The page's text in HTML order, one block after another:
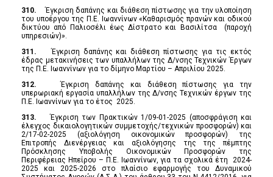
310.Έγκριση δαπάνης και διάθεση πίστωσης για την υλοποίηση
του υποέργου της Π.Ε. Ιωαννίνων «Καθαρισμός πρανών και οδικού
δικτύου από Παλιοσέλι έως Δίστρατο και Βασιλίτσα (παροχή
υπηρεσιών)».
311.Έγκριση δαπάνης και διάθεση πίστωσης για τις εκτός
έδρας μετακινήσεις των υπαλλήλων της Δ/νσης Τεχνικών Έργων
της Π.Ε. Ιωαννίνων για το δίμηνο Μαρτίου – Απριλίου 2025.
312.Έγκριση δαπάνης και διάθεση πίστωσης για την
υπερωριακή εργασία υπαλλήλων της Δ/νσης Τεχνικών έργων της
Π.Ε. Ιωαννίνων για το έτος 2025.
313.Έγκριση των Πρακτικών 1/09-01-2025 (αποσφράγιση και
έλεγχος δικαιολογητικών συμμετοχής/τεχνικών προσφορών) και
2/17-02-2025 (αξιολόγηση οικονομικών προσφορών) της
Επιτροπής Διενέργειας και αξιολόγησης της της πέμπτης
Πρόσκλησης Υποβολής Οικονομικών Προσφορών της
Περιφέρειας Ηπείρου – Π.Ε. Ιωαννίνων, για τα σχολικά έτη 2024-
2025 και 2025-2026 στο πλαίσιο εφαρμογής του Δυναμικού